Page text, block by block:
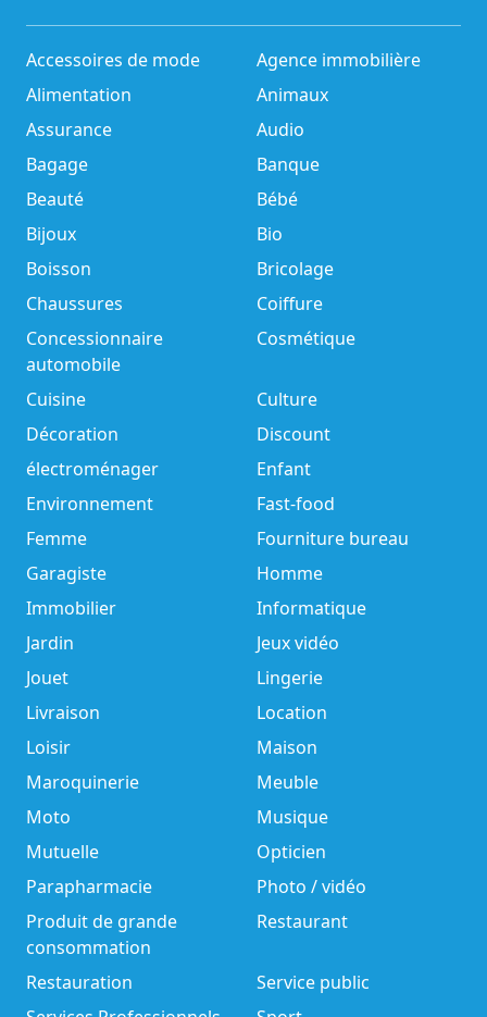
Accessoires de mode
Agence immobilière
Alimentation
Animaux
Assurance
Audio
Bagage
Banque
Beauté
Bébé
Bijoux
Bio
Boisson
Bricolage
Chaussures
Coiffure
Concessionnaire
automobile
Cosmétique
Cuisine
Culture
Décoration
Discount
électroménager
Enfant
Environnement
Fast-food
Femme
Fourniture bureau
Garagiste
Homme
Immobilier
Informatique
Jardin
Jeux vidéo
Jouet
Lingerie
Livraison
Location
Loisir
Maison
Maroquinerie
Meuble
Moto
Musique
Mutuelle
Opticien
Parapharmacie
Photo / vidéo
Produit de grande
consommation
Restaurant
Restauration
Service public